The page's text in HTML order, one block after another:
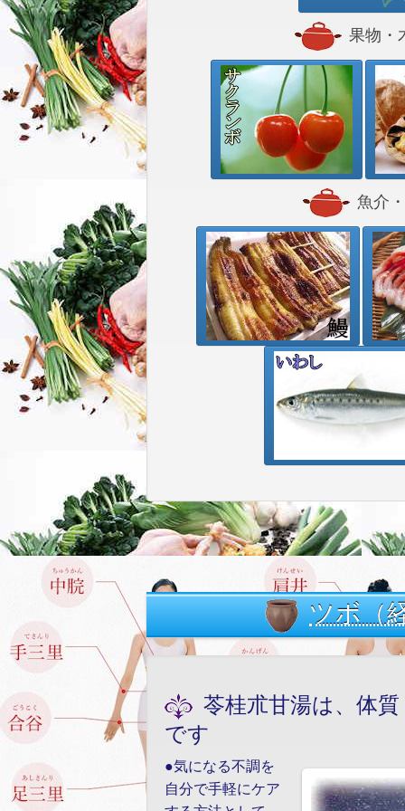
果物・
魚介
ツボ（
苓桂朮甘湯は、体
です
●気になる不調を
自分で手軽にケア